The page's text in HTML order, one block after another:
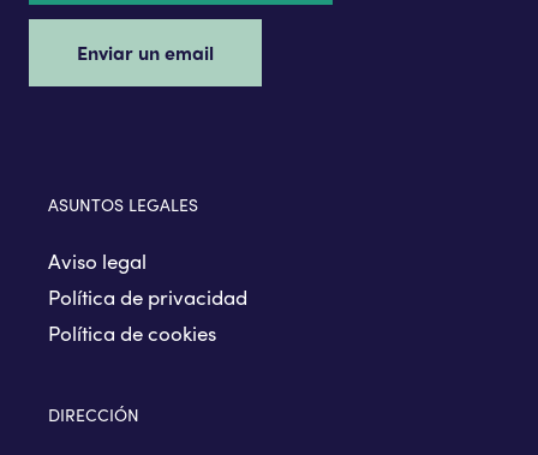
Enviar un email
ASUNTOS LEGALES
Aviso legal
Política de privacidad
Política de cookies
DIRECCIÓN